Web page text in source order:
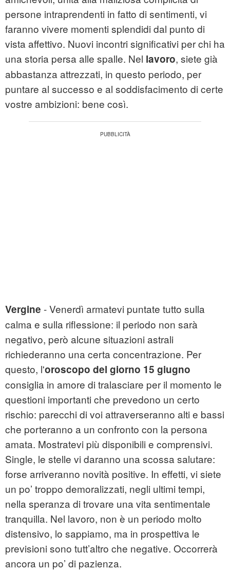
persone intraprendenti in fatto di sentimenti, vi
faranno vivere momenti splendidi dal punto di
vista affettivo. Nuovi incontri significativi per chi ha
una storia persa alle spalle. Nel lavoro, siete già
abbastanza attrezzati, in questo periodo, per
puntare al successo e al soddisfacimento di certe
vostre ambizioni: bene così.
Vergine - Venerdì armatevi puntate tutto sulla
calma e sulla riflessione: il periodo non sarà
negativo, però alcune situazioni astrali
richiederanno una certa concentrazione. Per
questo, l'oroscopo del giorno 15 giugno
consiglia in amore di tralasciare per il momento le
questioni importanti che prevedono un certo
rischio: parecchi di voi attraverseranno alti e bassi
che porteranno a un confronto con la persona
amata. Mostratevi più disponibili e comprensivi.
Single, le stelle vi daranno una scossa salutare:
forse arriveranno novità positive. In effetti, vi siete
un po’ troppo demoralizzati, negli ultimi tempi,
nella speranza di trovare una vita sentimentale
tranquilla. Nel lavoro, non è un periodo molto
distensivo, lo sappiamo, ma in prospettiva le
previsioni sono tutt’altro che negative. Occorrerà
ancora un po’ di pazienza.